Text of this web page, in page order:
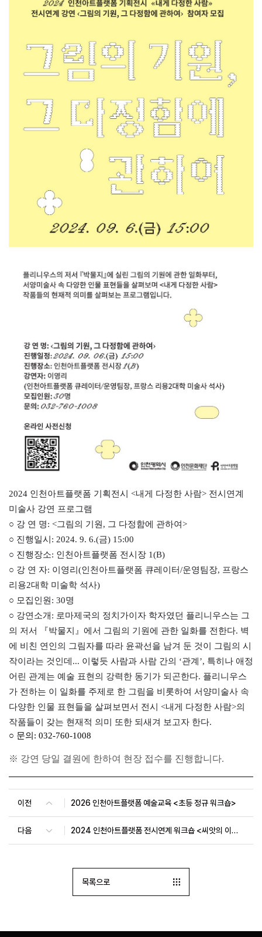
2024 인천아트플랫폼 기획전시 <내게 다정한 사람> 전시연계
미술사 강연 프로그램
○ 강 연 명: <그림의 기원, 그 다정함에 관하여>
○ 진행일시: 2024. 9. 6.(금) 15:00
○ 진행장소: 인천아트플랫폼 전시장 1(B)
○ 강 연 자: 이영리(인천아트플랫폼 큐레이터/운영팀장, 프랑스
리용2대학 미술학 석사)
○ 모집인원: 30명
○ 강연소개: 로마제국의 정치가이자 학자였던 플리니우스는 그
의 저서 『박물지』에서 그림의 기원에 관한 일화를 전한다. 벽
에 비친 연인의 그림자를 따라 윤곽선을 남겨 둔 것이 그림의 시
작이라는 것인데... 이렇듯 사람과 사람 간의 ‘관계’, 특히나 애정
어린 관계는 예술 표현의 강력한 동기가 되곤한다. 플리니우스
가 전하는 이 일화를 주제로 한 그림을 비롯하여 서양미술사 속
다양한 인물 표현들을 살펴보면서 전시 <내게 다정한 사람>의
작품들이 갖는 현재적 의미 또한 되새겨 보고자 한다.
○ 문의 : 032-760-1008
※ 강연 당일 결원에 한하여 현장 접수를 진행합니다.
이전 2026 인천아트플랫폼 예술교육 <초등 정규 워크숍>
다음 2024 인천아트플랫폼 전시연계 워크숍 <씨앗의 이주를 허하라: 북녘의 콩과 쌀>
목록으로